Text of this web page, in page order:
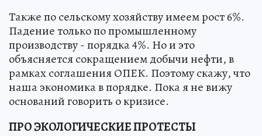
Также по сельскому хозяйству имеем рост 6%.
Падение только по промышленному
производству - порядка 4%. Но и это
объясняется сокращением добычи нефти, в
рамках соглашения ОПЕК. Поэтому скажу, что
наша экономика в порядке. Пока я не вижу
оснований говорить о кризисе.
ПРО ЭКОЛОГИЧЕСКИЕ ПРОТЕСТЫ